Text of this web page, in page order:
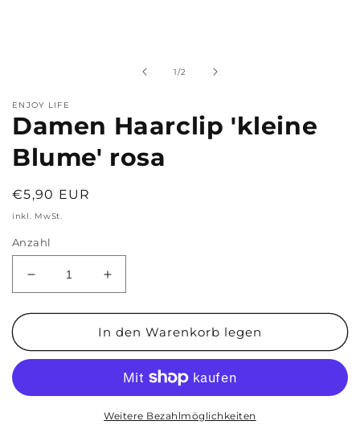
1/von
2
ENJOY LIFE
Damen Haarclip 'kleine
Blume' rosa
Normaler
Preis
€5,90 EUR
inkl. MwSt.
Anzahl
Verringere
die
Menge
Damen
Blume&#39;
Erhöhe
die
Menge
für
Damen
Haarclip
&#39;kleine
Blume&#39;
rosa
In den Warenkorb legen
Weitere Bezahlmöglichkeiten